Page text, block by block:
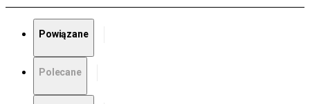
Powiązane
Polecane